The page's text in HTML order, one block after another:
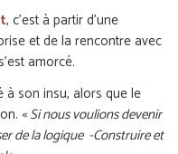
, c’est à partir d’une
et de la rencontre avec
amorcé.
à son insu, alors que le
«Si nous voulions devenir
de la logique -Construire et